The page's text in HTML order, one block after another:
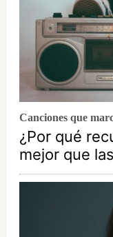
Canciones que
¿Por qué
mejor que